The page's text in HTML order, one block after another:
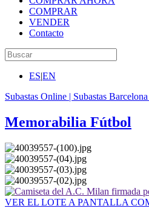
COMPRAR
VENDER
Contacto
ES|EN
Subastas Online | Subastas
Memorabilia Fútbol
VER EL LOTE A PANTALLA